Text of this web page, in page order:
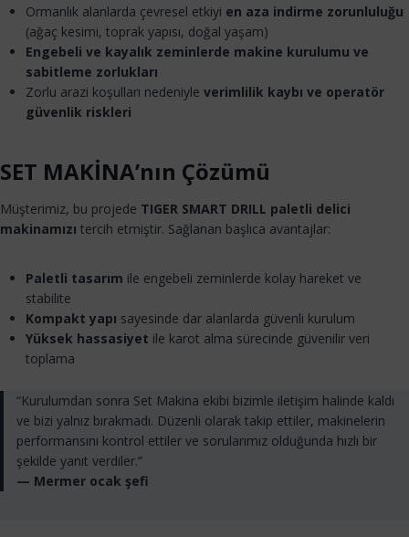
Ormanlık alanlarda çevresel etkiyi en aza indirme zorunluluğu
(ağaç kesimi, toprak yapısı, doğal yaşam)
Engebeli ve kayalık zeminlerde makine kurulumu ve
sabitleme zorlukları
Zorlu arazi koşulları nedeniyle verimlilik kaybı ve operatör
güvenlik riskleri
SET MAKİNA’nın Çözümü
Müşterimiz, bu projede TIGER SMART DRILL paletli delici
makinamızı tercih etmiştir. Sağlanan başlıca avantajlar:
Paletli tasarım ile engebeli zeminlerde kolay hareket ve
stabilite
Kompakt yapı sayesinde dar alanlarda güvenli kurulum
Yüksek hassasiyet ile karot alma sürecinde güvenilir veri
toplama
“Kurulumdan sonra Set Makina ekibi bizimle iletişim halinde kaldı
ve bizi yalnız bırakmadı. Düzenli olarak takip ettiler, makinelerin
performansını kontrol ettiler ve sorularımız olduğunda hızlı bir
şekilde yanıt verdiler.”
— Mermer ocak şefi